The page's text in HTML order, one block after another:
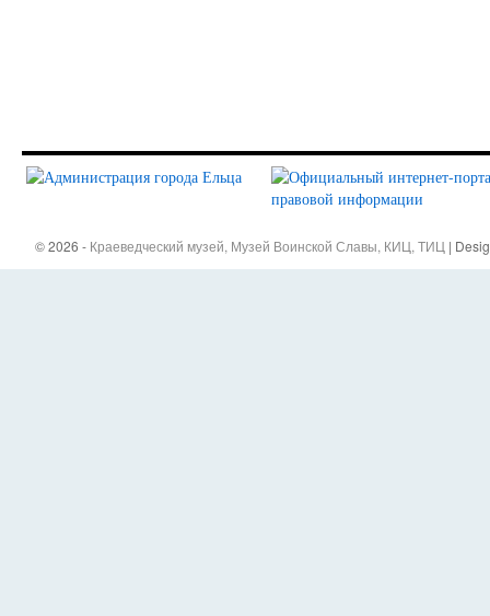
© 2026 - Краеведческий музей, Музей Воинской Славы, КИЦ, ТИЦ |